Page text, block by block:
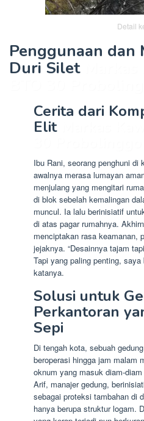
Detail
Penggunaan dan
Duri Silet
Cerita dari
Elit
Ibu Rani, seorang penghuni di
awalnya merasa lumayan
menjulang yang mengitari
di blok sebelah kemalingan
muncul. Ia lalu berinisiatif
di atas pagar rumahnya.
menciptakan rasa keamanan,
jejaknya. “Desainnya tajam
Tapi yang paling penting,
katanya.
Solusi untuk
Perkantoran
Sepi
Di tengah kota, sebuah
beroperasi hingga jam malam
oknum yang masuk diam-
Arif, manajer gedung,
sebagai proteksi tambahan di
hanya berupa struktur logam.